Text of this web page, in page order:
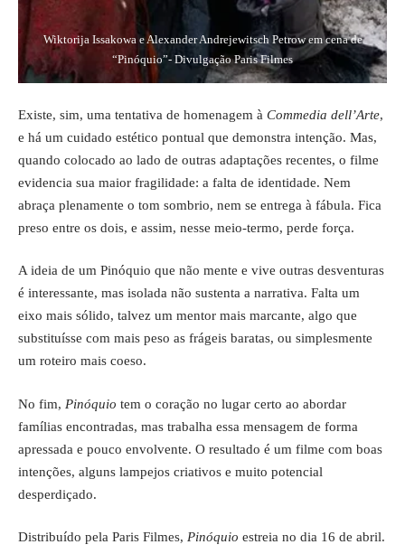
Wiktorija Issakowa e Alexander Andrejewitsch Petrow em cena de
“Pinóquio”- Divulgação Paris Filmes
Existe, sim, uma tentativa de homenagem à Commedia dell’Arte,
e há um cuidado estético pontual que demonstra intenção. Mas,
quando colocado ao lado de outras adaptações recentes, o filme
evidencia sua maior fragilidade: a falta de identidade. Nem
abraça plenamente o tom sombrio, nem se entrega à fábula. Fica
preso entre os dois, e assim, nesse meio-termo, perde força.
A ideia de um Pinóquio que não mente e vive outras desventuras
é interessante, mas isolada não sustenta a narrativa. Falta um
eixo mais sólido, talvez um mentor mais marcante, algo que
substituísse com mais peso as frágeis baratas, ou simplesmente
um roteiro mais coeso.
No fim, Pinóquio tem o coração no lugar certo ao abordar
famílias encontradas, mas trabalha essa mensagem de forma
apressada e pouco envolvente. O resultado é um filme com boas
intenções, alguns lampejos criativos e muito potencial
desperdiçado.
Distribuído pela Paris Filmes, Pinóquio estreia no dia 16 de abril.